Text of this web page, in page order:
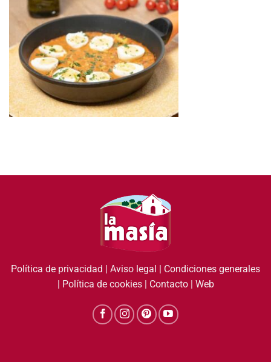
Política de privacidad | Aviso legal | Condiciones generales
| Política de cookies| Contacto| Web